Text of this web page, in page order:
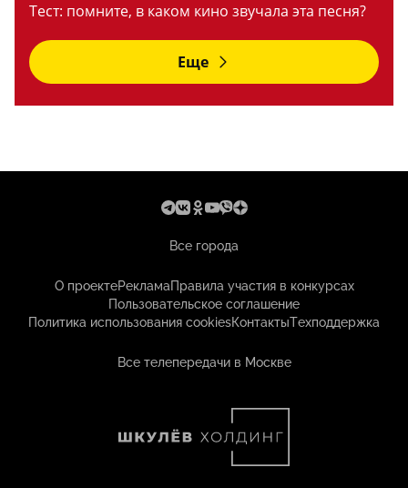
Тест: помните, в каком кино звучала эта песня?
Еще
Все города
О проектеРекламаПравила участия в конкурсах
Пользовательское соглашение
Политика использования cookiesКонтактыТехподдержка
Все телепередачи в Москве